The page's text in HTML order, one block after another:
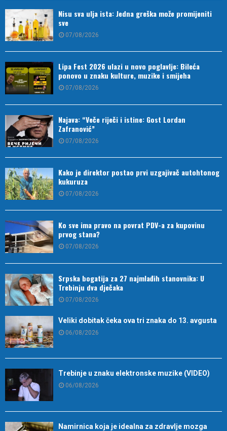
Nisu sva ulja ista: Jedna greška može promijeniti
sve
07/08/2026
Lipa Fest 2026 ulazi u novo poglavlje: Bileća
ponovo u znaku kulture, muzike i smijeha
07/08/2026
Najava: “Veče riječi i istine: Gost Lordan
Zafranović”
07/08/2026
Kako je direktor postao prvi uzgajivač autohtonog
kukuruza
07/08/2026
Ko sve ima pravo na povrat PDV-a za kupovinu
prvog stana?
07/08/2026
Srpska bogatija za 27 najmlađih stanovnika: U
Trebinju dva dječaka
07/08/2026
Veliki dobitak čeka ova tri znaka do 13. avgusta
06/08/2026
Trebinje u znaku elektronske muzike (VIDEO)
06/08/2026
Namirnica koja je idealna za zdravlje mozga